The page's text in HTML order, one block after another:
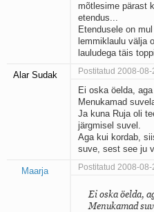
mõtlesime pärast
etendus...
Etendusele on
lemmiklaulu välja
lauludega täis
Alar Sudak Postitatud 2008-
Ei oska öelda,
Menukamad
Ja kuna Ruja oli
järgmisel suvel.
Aga kui kordab,
suve, sest see ju
Maarja Postitatud 2008-
Ei oska öelda,
Menukamad